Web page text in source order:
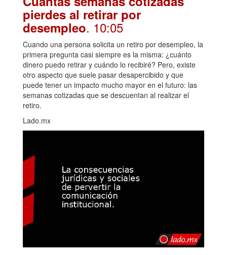
pierdes al retirar por
desempleo. 10:05
Cuando una persona solicita un retiro por desempleo, la
primera pregunta casi siempre es la misma: ¿cuánto
dinero puedo retirar y cuándo lo recibiré? Pero, existe
otro aspecto que suele pasar desapercibido y que
puede tener un impacto mucho mayor en el futuro: las
semanas cotizadas que se descuentan al realizar el
retiro.
Lado.mx